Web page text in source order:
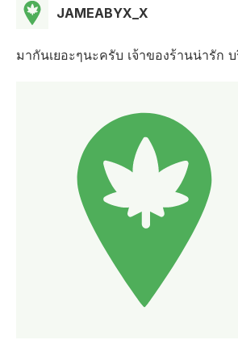
JAMEABYX_X
มากันเยอะๆนะครับ เจ้าของร้านน่ารัก